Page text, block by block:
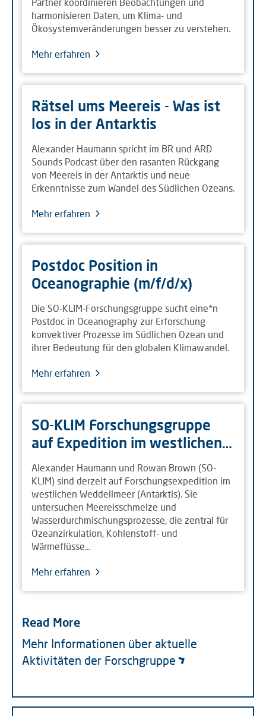
harmonisieren Daten, um Klima- und
Ökosystemveränderungen besser zu verstehen.
Mehr erfahren
Rätsel ums Meereis - Was ist
los in der Antarktis
Alexander Haumann spricht im BR und ARD
Sounds Podcast über den rasanten Rückgang
von Meereis in der Antarktis und neue
Erkenntnisse zum Wandel des Südlichen Ozeans.
Mehr erfahren
Postdoc Position in
Oceanographie (m/f/d/x)
Die SO-KLIM-Forschungsgruppe sucht eine*n
Postdoc in Oceanography zur Erforschung
konvektiver Prozesse im Südlichen Ozean und
ihrer Bedeutung für den globalen Klimawandel.
Mehr erfahren
SO-KLIM Forschungsgruppe
auf Expedition im westlichen…
Alexander Haumann und Rowan Brown (SO-
KLIM) sind derzeit auf Forschungsexpedition im
westlichen Weddellmeer (Antarktis). Sie
untersuchen Meereisschmelze und
Wasserdurchmischungsprozesse, die zentral für
Ozeanzirkulation, Kohlenstoff- und
Wärmeflüsse…
Mehr erfahren
Read More
Mehr Informationen über aktuelle
Aktivitäten der Forschgruppe